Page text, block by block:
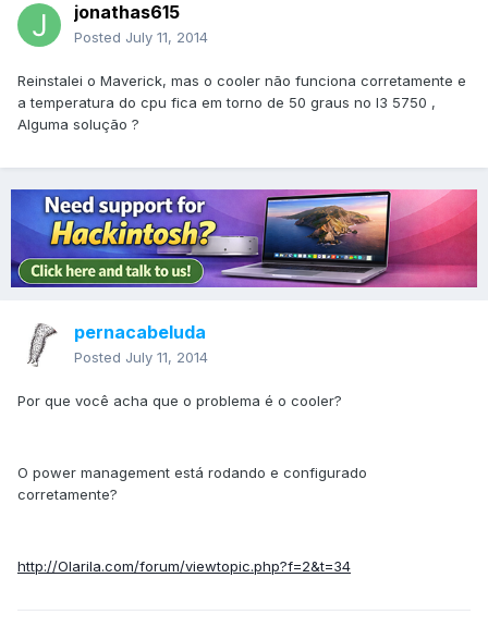
jonathas615
Posted July 11, 2014
Reinstalei o Maverick, mas o cooler não funciona corretamente e
a temperatura do cpu fica em torno de 50 graus no I3 5750 ,
Alguma solução ?
pernacabeluda
Posted July 11, 2014
Por que você acha que o problema é o cooler?
O power management está rodando e configurado
corretamente?
http://Olarila.com/forum/viewtopic.php?f=2&t=34